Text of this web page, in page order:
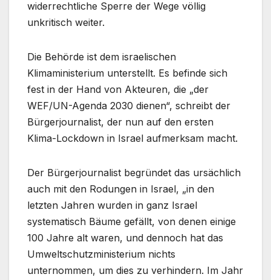
widerrechtliche Sperre der Wege völlig
unkritisch weiter.
Die Behörde ist dem israelischen
Klimaministerium unterstellt. Es befinde sich
fest in der Hand von Akteuren, die „der
WEF/UN-Agenda 2030 dienen“, schreibt der
Bürgerjournalist, der nun auf den ersten
Klima-Lockdown in Israel aufmerksam macht.
Der Bürgerjournalist begründet das ursächlich
auch mit den Rodungen in Israel, „in den
letzten Jahren wurden in ganz Israel
systematisch Bäume gefällt, von denen einige
100 Jahre alt waren, und dennoch hat das
Umweltschutzministerium nichts
unternommen, um dies zu verhindern. Im Jahr